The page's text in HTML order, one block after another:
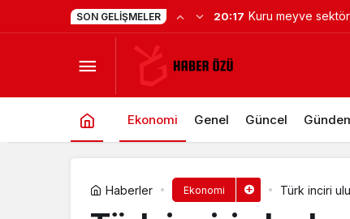
SON GELIŞMELER 20:07 A101’den 6
Kaçırılmayacak
Ekonomi Genel Güncel
Haberler Ekonomi Türk inciri
Türk inciri uluslararası